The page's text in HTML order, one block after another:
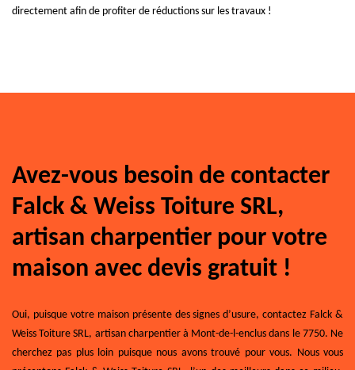
directement afin de profiter de réductions sur les travaux !
Avez-vous besoin de contacter
Falck & Weiss Toiture SRL,
artisan charpentier pour votre
maison avec devis gratuit !
Oui, puisque votre maison présente des signes d’usure, contactez Falck &
Weiss Toiture SRL, artisan charpentier à Mont-de-l-enclus dans le 7750. Ne
cherchez pas plus loin puisque nous avons trouvé pour vous. Nous vous